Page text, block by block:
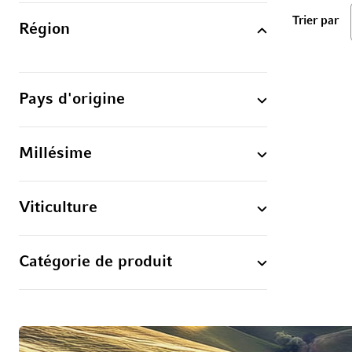
Région
Pays d'origine
Millésime
Viticulture
Catégorie de produit
Trier par